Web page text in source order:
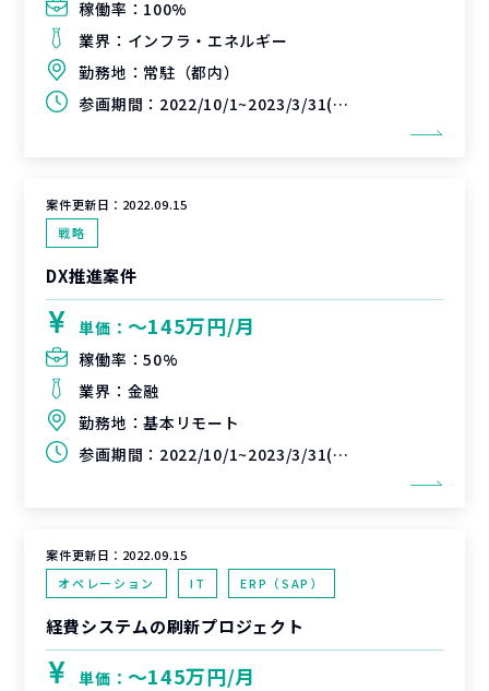
稼働率： 100%
業界： インフラ・エネルギー
勤務地： 常駐（都内）
参画期間： 2022/10/1~2023/3/31(延長可能性あり)
案件更新日： 2022.09.15
戦略
DX推進案件
単価： 〜145万円/月
稼働率：50%
業界： 金融
勤務地：基本リモート
参画期間： 2022/10/1~2023/3/31(延長可能性あり)
案件更新日： 2022.09.15
オペレーション
IT ERP（SAP）
経費システムの刷新プロジェクト
単価： 〜145万円/月